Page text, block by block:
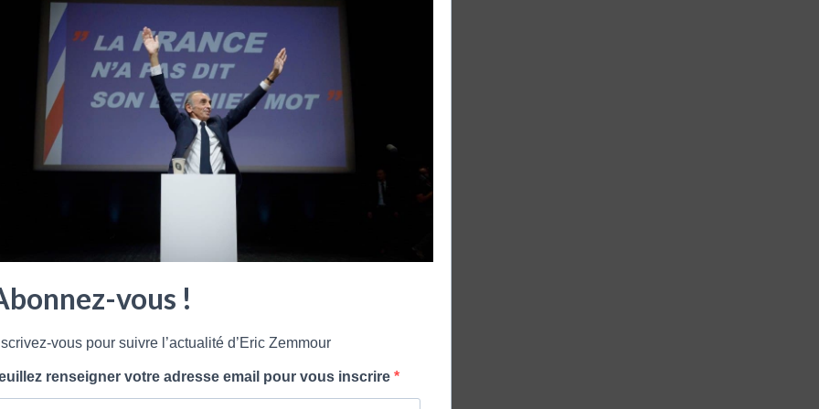
vous !
vous pour suivre l’actualité d’Eric Zemmour
renseigner votre adresse email pour vous inscrire